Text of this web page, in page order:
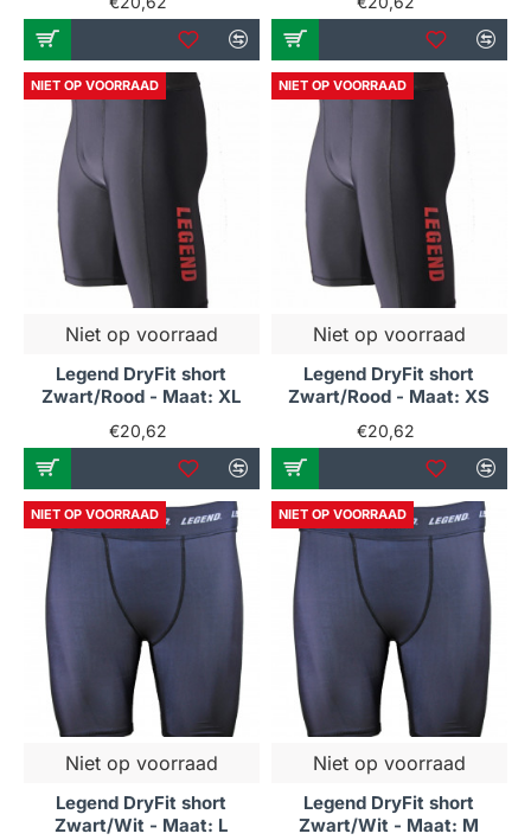
NIET OP VOORRAAD
Niet op voorraad
Legend DryFit short
Zwart/Rood - Maat: XL
€20,62
NIET OP VOORRAAD
Niet op voorraad
Legend DryFit short
Zwart/Rood - Maat: XS
€20,62
NIET OP VOORRAAD
Niet op voorraad
Legend DryFit short
Zwart/Wit - Maat: L
NIET OP VOORRAAD
Niet op voorraad
Legend DryFit short
Zwart/Wit - Maat: M